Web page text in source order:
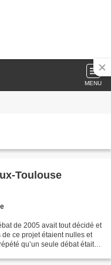
MENU
Toulouse
de 2005 avait tout décidé et
ce projet étaient nulles et
qu’un seule débat était